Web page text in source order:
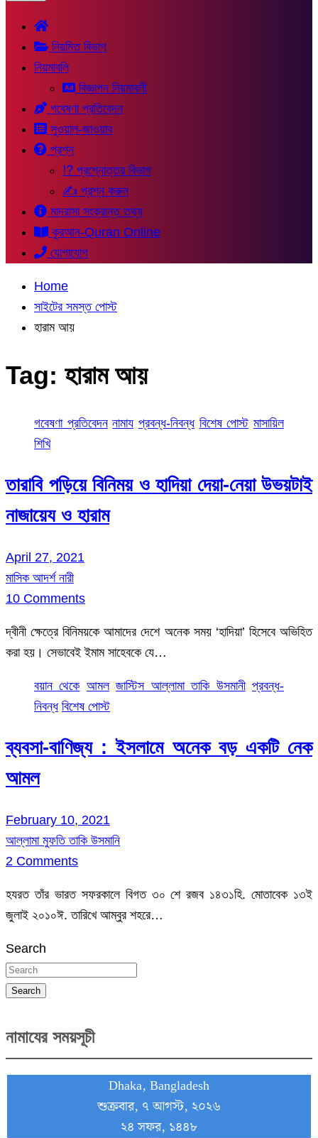
নিয়মিত বিভাগ
নিয়মাবলি
বিজ্ঞাপন নিয়মাবলী
গবেষণা প্রতিবেদন
সুওয়াল-জাওয়াব
প্রশ্ন
⁉ প্রশ্নোত্তর বিভাগ
✍ প্রশ্ন করুন
মাদরাসা সংক্রান্ত তথ্য
কুরআন-Quran Online
যোগাযোগ
Home
সাইটের সমস্ত পোস্ট
হারাম আয়
Tag: হারাম আয়
গবেষণা প্রতিবেদন নামায প্রবন্ধ-নিবন্ধ বিশেষ পোস্ট মাসায়িল
শিখি
তারাবি পড়িয়ে বিনিময় ও হাদিয়া দেয়া-নেয়া উভয়টাই
নাজায়েয ও হারাম
April 27, 2021
মাসিক আদর্শ নারী
10 Comments
দ্বীনী ক্ষেত্রে বিনিময়কে আমাদের দেশে অনেক সময় ‘হাদিয়া’ হিসেবে অভিহিত
করা হয়। সেভাবেই ইমাম সাহেবকে যে…
বয়ান থেকে আমল জাস্টিস আল্লামা তাকি উসমানী প্রবন্ধ-
নিবন্ধ বিশেষ পোস্ট
ব্যবসা-বাণিজ্য : ইসলামে অনেক বড় একটি নেক
আমল
February 10, 2021
আল্লামা মুফতি তাকি উসমানি
2 Comments
হযরত তাঁর ভারত সফরকালে বিগত ৩০ শে রজব ১৪৩১হি. মোতাবেক ১৩ই
জুলাই ২০১০ঈ. তারিখে আম্বুর শহরে…
Search
Search
নামাযের সময়সূচী
Dhaka, Bangladesh
শুক্রবার, ৭ আগস্ট, ২০২৬
২৪ সফর, ১৪৪৮